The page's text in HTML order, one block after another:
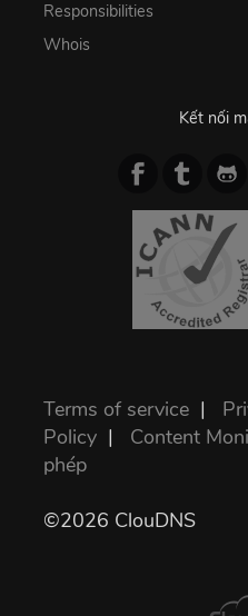
Responsibilities
Whois
Kết nối
Terms of service |
Policy | Content
phép
©2026 ClouDNS